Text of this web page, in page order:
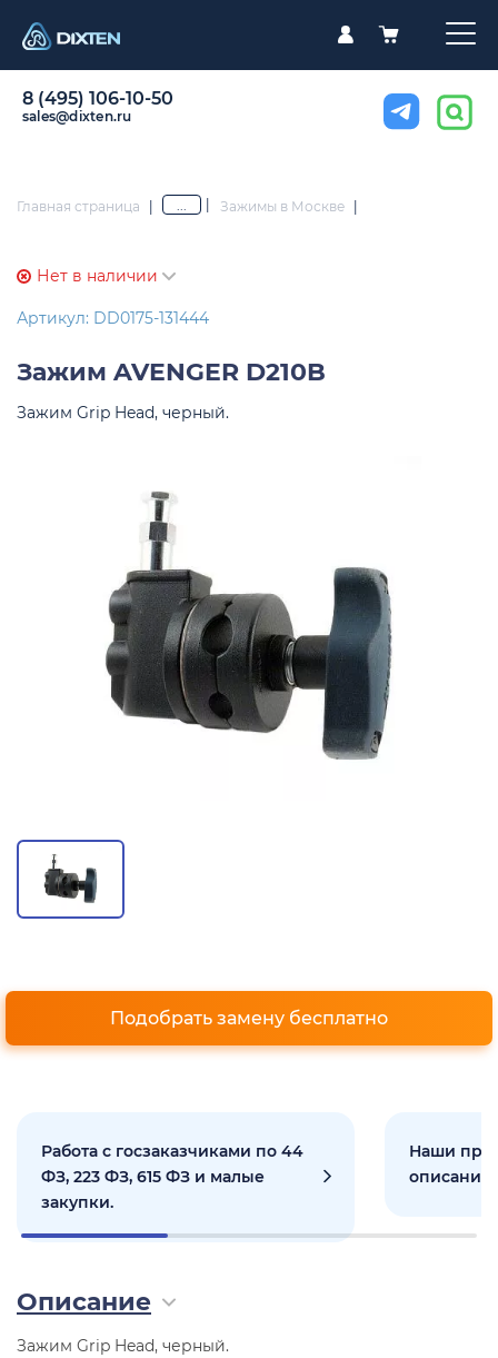
8 (495) 106-10-50
sales@dixten.ru
Главная страница | ... Зажимы в Москве |
Нет в наличии
Артикул: DD0175-131444
Зажим AVENGER D210B
Зажим Grip Head, черный.
Подобрать замену бесплатно
Работа с госзаказчиками по 44
ФЗ, 223 ФЗ, 615 ФЗ и малые
закупки.
Наши
Описание
Зажим Grip Head, черный.